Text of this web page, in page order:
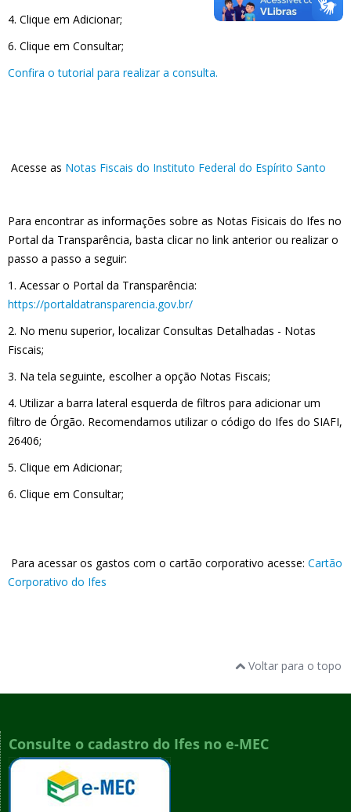
4. Clique em Adicionar;
6. Clique em Consultar;
Confira o tutorial para realizar a consulta.
Acesse as Notas Fiscais do Instituto Federal do Espírito Santo
Para encontrar as informações sobre as Notas Fisicais do Ifes no
Portal da Transparência, basta clicar no link anterior ou realizar o
passo a passo a seguir:
1. Acessar o Portal da Transparência:
https://portaldatransparencia.gov.br/
2. No menu superior, localizar Consultas Detalhadas - Notas
Fiscais;
3. Na tela seguinte, escolher a opção Notas Fiscais;
4. Utilizar a barra lateral esquerda de filtros para adicionar um
filtro de Órgão. Recomendamos utilizar o código do Ifes do SIAFI,
26406;
5. Clique em Adicionar;
6. Clique em Consultar;
Para acessar os gastos com o cartão corporativo acesse: Cartão
Corporativo do Ifes
Voltar para o topo
Consulte o cadastro do Ifes no e-MEC